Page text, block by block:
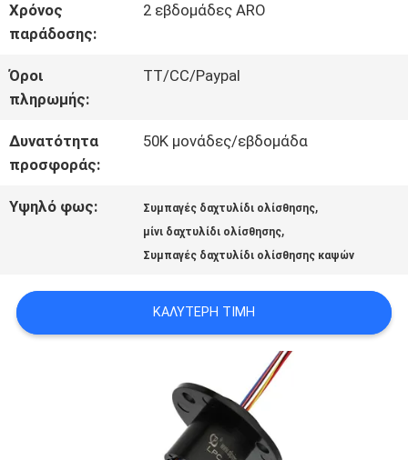
ΜΑΣ
ΕΛΆΤΕ
ΣΕ
ΕΠΑΦΉ
ΈΝΑ
ΑΠΌΣΠΑΣΜΑ
Χρόνος
παράδοσης:
2 εβδομάδες ARO
Όροι
πληρωμής:
TT/CC/Paypal
Δυνατότητα
προσφοράς:
50K μονάδες/εβδομάδα
Υψηλό φως: Συμπαγές δαχτυλίδι ολίσθησης,
μίνι δαχτυλίδι ολίσθησης,
Συμπαγές δαχτυλίδι ολίσθησης καψών
ΚΑΛΎΤΕΡΗ ΤΙΜΉ